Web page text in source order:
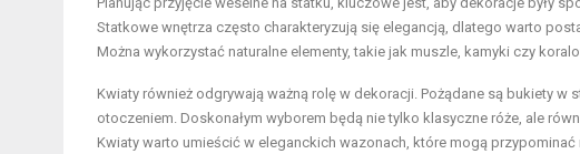
Statkowe wnętrza często charakteryzują się elegancją, dlatego warto
Można wykorzystać naturalne elementy, takie jak muszle, kamyki czy
Kwiaty również odgrywają ważną rolę w dekoracji. Pożądane są bukiety
otoczeniem. Doskonałym wyborem będą nie tylko klasyczne róże, ale
Kwiaty warto umieścić w eleganckich wazonach, które mogą